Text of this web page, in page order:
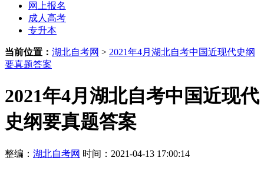
网上报名
成人高考
专升本
当前位置： 湖北自考网 > 2021年4月湖北自考中国近现代史纲
要真题答案
2021年4月湖北自考中国近现代
史纲要真题答案
整编： 湖北自考网 时间：2021-04-13 17:00:14